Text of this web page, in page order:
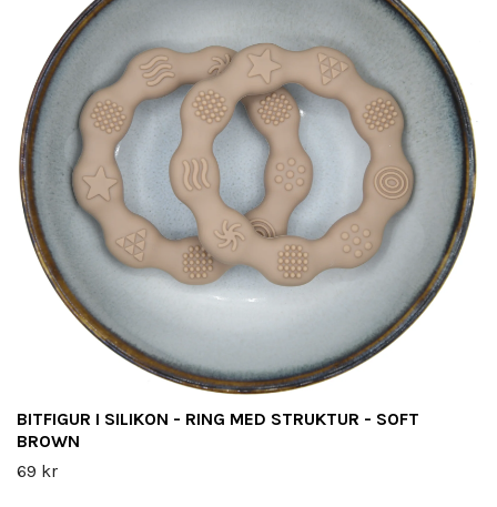
BITFIGUR I SILIKON - RING MED STRUKTUR - SOFT
BROWN
69 kr